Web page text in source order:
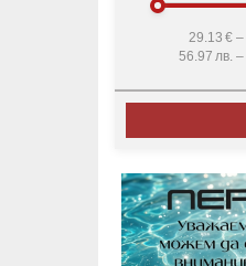
29.13 € –
56.97 лв. –